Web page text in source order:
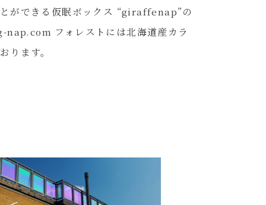
ができる仮眠ボックス “giraffenap”の
フォレストには北海道産カラ
ります。